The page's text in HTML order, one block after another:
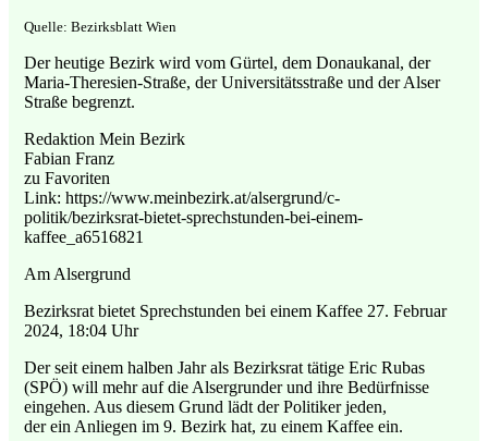
Quelle: Bezirksblatt Wien
Der heutige Bezirk wird vom Gürtel, dem Donaukanal, der
Maria-Theresien-Straße, der Universitätsstraße und der Alser
Straße begrenzt.
Redaktion Mein Bezirk
Fabian Franz
zu Favoriten
Link: https://www.meinbezirk.at/alsergrund/c-
politik/bezirksrat-bietet-sprechstunden-bei-einem-
kaffee_a6516821
Am Alsergrund
Bezirksrat bietet Sprechstunden bei einem Kaffee 27. Februar
2024, 18:04 Uhr
Der seit einem halben Jahr als Bezirksrat tätige Eric Rubas
(SPÖ) will mehr auf die Alsergrunder und ihre Bedürfnisse
eingehen. Aus diesem Grund lädt der Politiker jeden,
der ein Anliegen im 9. Bezirk hat, zu einem Kaffee ein.